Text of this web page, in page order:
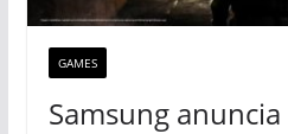
GAMES
Samsung